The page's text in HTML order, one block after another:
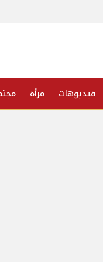
فيديوهات مرأة